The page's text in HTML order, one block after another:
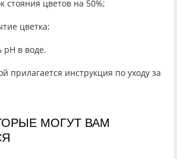
стояния цветов на 50%;
цветка;
рН в воде.
прилагается инструкция по уходу за
МОГУТ ВАМ